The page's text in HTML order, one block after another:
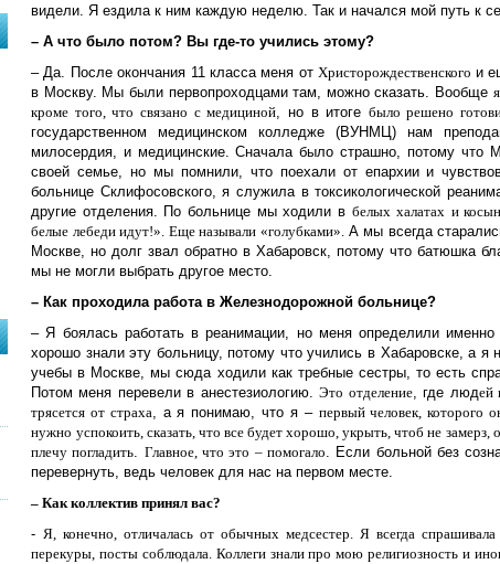
видели. Я ездила к ним каждую неделю. Так и начался мой путь к
– А что было потом? Вы где-то учились этому?
– Да. После окончания 11 класса меня отХристорождественского и
в Москву. Мы были первопроходцами там, можно сказать. Вообще
кроме того, что связано с медициной, но в итоге было решено
государственном медицинском колледже (ВУНМЦ) нам
милосердия, и медицинские. Сначала было страшно, потому что
своей семье, но мы помнили, что поехали от епархии и
больнице Склифосовского, я служила в токсикологической
другие отделения. По больнице мы ходили в белых халатах и
белые лебеди идут!». Еще называли «голубками». А мы всегда
Москве, но долг звал обратно в Хабаровск, потому что батюшка
мы не могли выбрать другое место.
– Как проходила работа в Железнодорожной больнице?
– Я боялась работать в реанимации, но меня определили
хорошо знали эту больницу, потому что учились в Хабаровске, а
учебы в Москве, мы сюда ходили как требные сестры, то есть
Потом меня перевели в анестезиологию.Это отделение, где людей
трясется от страха, а я понимаю, что я – первый человек, которого
нужно успокоить, сказать, что все будет хорошо, укрыть, чтоб не замерз,
плечу погладить. Главное, что это – помогало. Если больной без
перевернуть, ведь человек для нас на первом месте.
– Как коллектив принял вас?
-Я, конечно, отличалась от обычных медсестер. Я всегда
перекуры, посты соблюдала. Коллеги знали про мою религиозность и